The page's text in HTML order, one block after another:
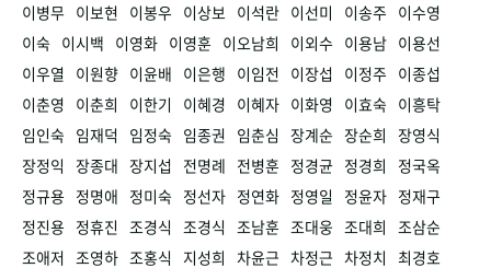
이병무 이보현 이봉우 이상보 이석란 이선미 이송주 이수영
이숙 이시백 이영화 이영훈 이오남희 이외수 이용남 이용선
이우열
이원향 이윤배 이은행 이임전 이장섭 이정주 이종섭
이춘영
이춘희 이한기 이혜경 이혜자 이화영 이효숙 이흥탁
임인숙 임재덕 임정숙 임종권 임춘심 장계순 장순희 장영식
장정익 장종대 장지섭 전명례 전병훈 정경균 정경희
정국옥
정규용 정명애 정미숙 정선자 정연화 정영일 정윤자 정재구
정진용 정휴진 조경식 조경식 조남훈 조대웅 조대희 조삼순
조애저 조영하 조홍식 지성희 차윤근 차정근 차정치 최경호